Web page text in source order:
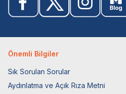
Önemli Bilgiler
Sık Sorulan Sorular
Aydınlatma ve Açık Rıza Metni